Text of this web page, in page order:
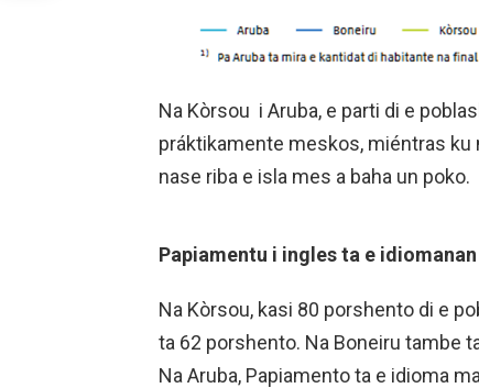
Na Kòrsou i Aruba, e parti di e
práktikamente meskos, miéntras ku
nase riba e isla mes a baha un poko.
Papiamentu i ingles ta e
Na Kòrsou, kasi 80 porshento di e
ta 62 porshento. Na Boneiru tambe
Na Aruba, Papiamento ta e idioma